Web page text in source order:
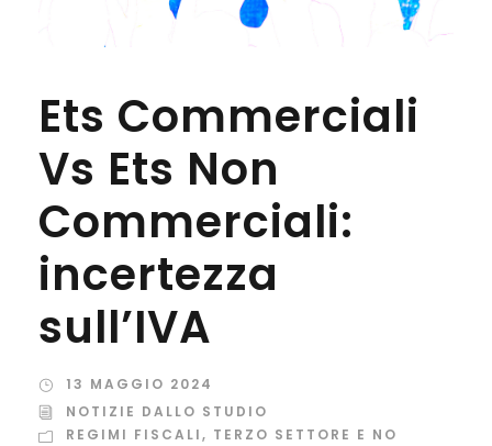
Ets Commerciali
Vs Ets Non
Commerciali:
incertezza
sull’IVA
13 MAGGIO 2024
NOTIZIE DALLO STUDIO
REGIMI FISCALI, TERZO SETTORE E NO